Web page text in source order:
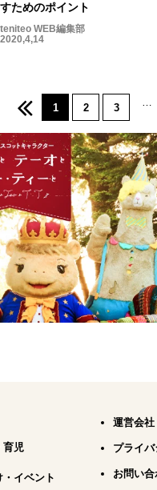
すためのポイント
teniteo WEB編集部
2020,4,14
1 2 3 …
育児
・イベント
運営会社
プライ
お問い合